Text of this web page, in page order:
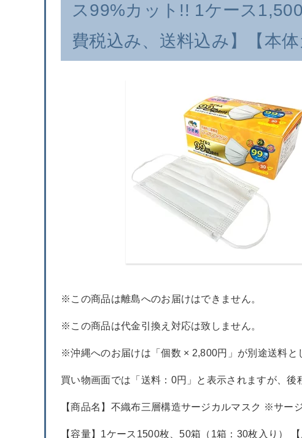
ス99%カット!! 1ケース
費税込み、送料込み】【本
※この商品は離島へのお届けはできません。
※この商品は代金引換え対応は致しません。
※沖縄へのお届けは「個数 × 2,800円」が別途送料と
買い物画面では「送料：0円」と表示されますが、
【商品名】不織布三層構造サージカルマスク ※サー
【容量】1ケース1500枚、50箱（1箱：30枚入り）